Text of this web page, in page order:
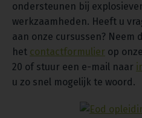
ondersteunen bij
werkzaamheden. Heeft u
aan onze cursussen? Neem
het contactformulier op
20 of stuur een e-mail naar
u zo snel mogelijk te woord.